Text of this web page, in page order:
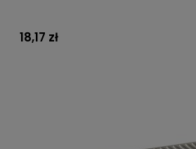
18,17 zł